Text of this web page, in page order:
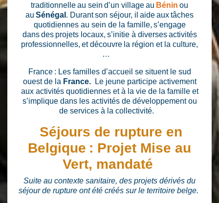
traditionnelle au sein d’un village au Bénin ou
au Sénégal . Durant son séjour, il aide aux tâches
quotidiennes au sein de la famille, s’engage
dans des projets locaux, s’initie à diverses activités
professionnelles, et découvre la région et la culture,
…
France : Les familles d’accueil se situent le sud
ouest de la France.
Le jeune participe activement
aux activités quotidiennes et à la vie de la famille et
s’implique dans les activités de développement ou
de services à la collectivité.
Séjours de rupture en
Belgique : Projet Mise au
Vert, mandaté
Suite au contexte sanitaire, des projets dérivés du
séjour de rupture ont été créés sur le territoire belge.